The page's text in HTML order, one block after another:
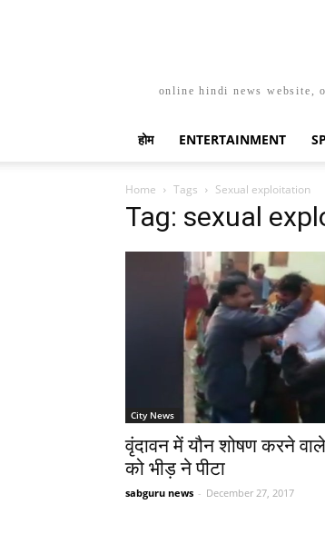
online hindi news website,
होम ENTERTAINMENT
Home Tags Sexual exploitation
Tag: sexual
City News
वृंदावन में यौन शोषण करने वाले
को भीड़ ने पीटा
sabguru news - December 27, 2017